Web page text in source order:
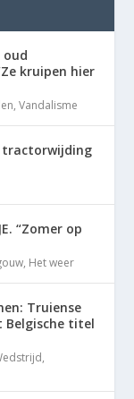
oud
kruipen hier
,Vandalisme
tractorwijding
“Zomer op
, Het weer
Truiense
Belgische titel
,